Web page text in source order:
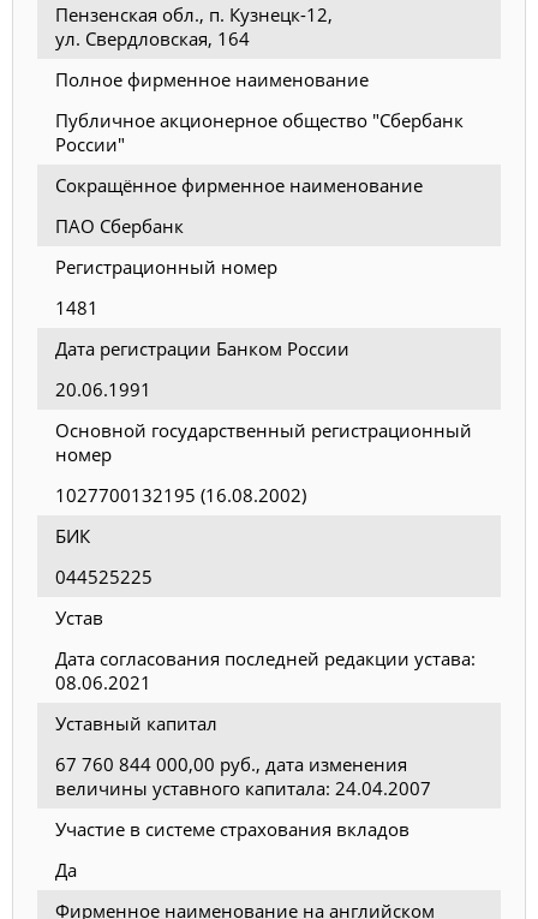
Пензенская обл., п. Кузнецк-12,
ул. Свердловская, 164
Полное фирменное наименование
Публичное акционерное общество "Сбербанк
России"
Сокращённое фирменное наименование
ПАО Сбербанк
Регистрационный номер
1481
Дата регистрации Банком России
20.06.1991
Основной государственный регистрационный
номер
1027700132195 (16.08.2002)
БИК
044525225
Устав
Дата согласования последней редакции устава:
08.06.2021
Уставный капитал
67 760 844 000,00 руб., дата изменения
величины уставного капитала: 24.04.2007
Участие в системе страхования вкладов
Да
Фирменное наименование на английском